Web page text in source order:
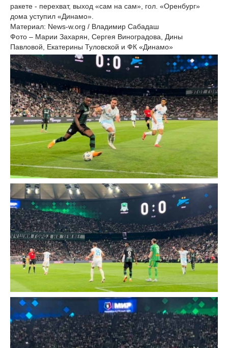
ракете - перехват, выход «сам на сам», гол. «Оренбург»
дома уступил «Динамо».
Материал: News-w.org / Владимир Сабадаш
Фото – Марии Захарян, Сергея Виноградова, Дины
Павловой, Екатерины Туловской и ФК «Динамо»